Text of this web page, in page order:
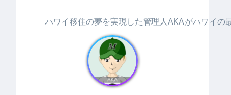
ハワイ移住の夢を実現した管理人AKAがハワイの